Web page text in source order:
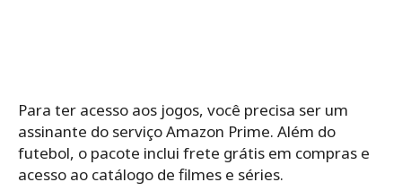
Para ter acesso aos jogos, você precisa ser um
assinante do serviço Amazon Prime. Além do
futebol, o pacote inclui frete grátis em compras e
acesso ao catálogo de filmes e séries.